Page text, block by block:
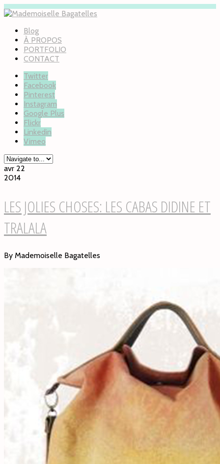
Blog
À PROPOS
PORTFOLIO
CONTACT
Twitter
Facebook
Pinterest
Instagram
Google Plus
Flickr
Linkedin
Vimeo
avr 22
2014
LES JOLIES CHOSES: LES CABAS DIDINE ET
TRALALA
By Mademoiselle Bagatelles